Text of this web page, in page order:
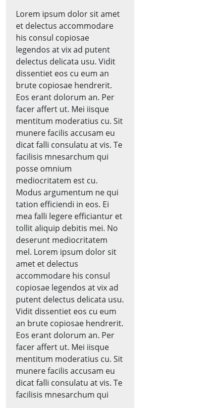
Lorem ipsum dolor sit amet
et delectus accommodare
his consul copiosae
legendos at vix ad putent
delectus delicata usu. Vidit
dissentiet eos cu eum an
brute copiosae hendrerit.
Eos erant dolorum an. Per
facer affert ut. Mei iisque
mentitum moderatius cu. Sit
munere facilis accusam eu
dicat falli consulatu at vis. Te
facilisis mnesarchum qui
posse omnium
mediocritatem est cu.
Modus argumentum ne qui
tation efficiendi in eos. Ei
mea falli legere efficiantur et
tollit aliquip debitis mei. No
deserunt mediocritatem
mel. Lorem ipsum dolor sit
amet et delectus
accommodare his consul
copiosae legendos at vix ad
putent delectus delicata usu.
Vidit dissentiet eos cu eum
an brute copiosae hendrerit.
Eos erant dolorum an. Per
facer affert ut. Mei iisque
mentitum moderatius cu. Sit
munere facilis accusam eu
dicat falli consulatu at vis. Te
facilisis mnesarchum qui